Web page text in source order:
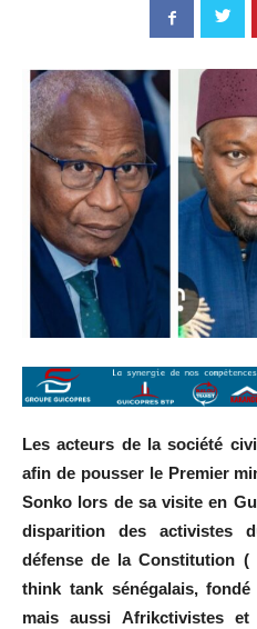
Les acteurs de la société
afin de pousser le Premier
Sonko lors de sa visite en
disparition des activistes
défense de la Constitution (
think tank sénégalais,
mais aussi Afrikctivistes